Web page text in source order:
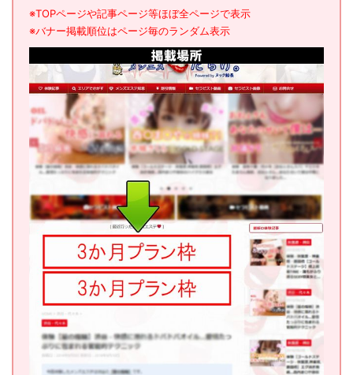
※TOPページや記事ページ等ほぼ全ページで表示
※バナー掲載順位はページ毎のランダム表示